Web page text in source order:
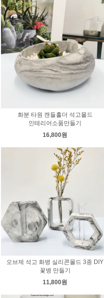
화분 타원 캔들홀더 석고몰드
인테리어소품만들기
16,800원
오브제 석고 화병 실리콘몰드 3종 DIY
꽃병 만들기
11,800원